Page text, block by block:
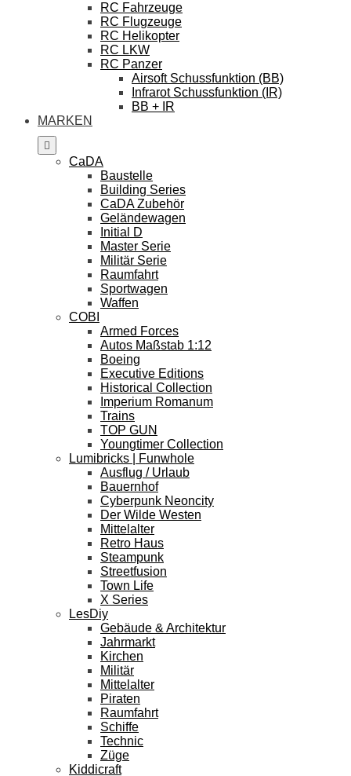
RC Fahrzeuge
RC Flugzeuge
RC Helikopter
RC LKW
RC Panzer
Airsoft Schussfunktion (BB)
Infrarot Schussfunktion (IR)
BB + IR
MARKEN
CaDA
Baustelle
Building Series
CaDA Zubehör
Geländewagen
Initial D
Master Serie
Militär Serie
Raumfahrt
Sportwagen
Waffen
COBI
Armed Forces
Autos Maßstab 1:12
Boeing
Executive Editions
Historical Collection
Imperium Romanum
Trains
TOP GUN
Youngtimer Collection
Lumibricks | Funwhole
Ausflug / Urlaub
Bauernhof
Cyberpunk Neoncity
Der Wilde Westen
Mittelalter
Retro Haus
Steampunk
Streetfusion
Town Life
X Series
LesDiy
Gebäude & Architektur
Jahrmarkt
Kirchen
Militär
Mittelalter
Piraten
Raumfahrt
Schiffe
Technic
Züge
Kiddicraft